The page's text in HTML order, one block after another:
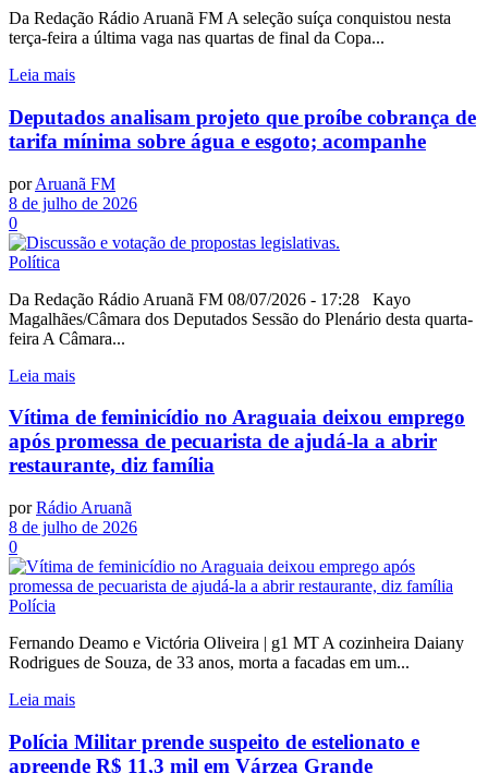
Da Redação Rádio Aruanã FM A seleção suíça conquistou nesta
terça-feira a última vaga nas quartas de final da Copa...
Leia mais
Deputados analisam projeto que proíbe cobrança de
tarifa mínima sobre água e esgoto; acompanhe
por Aruanã FM
8 de julho de 2026
0
Política
Da Redação Rádio Aruanã FM 08/07/2026 - 17:28 Kayo
Magalhães/Câmara dos Deputados Sessão do Plenário desta quarta-
feira A Câmara...
Leia mais
Vítima de feminicídio no Araguaia deixou emprego
após promessa de pecuarista de ajudá-la a abrir
restaurante, diz família
por Rádio Aruanã
8 de julho de 2026
0
Polícia
Fernando Deamo e Victória Oliveira | g1 MT A cozinheira Daiany
Rodrigues de Souza, de 33 anos, morta a facadas em um...
Leia mais
Polícia Militar prende suspeito de estelionato e
apreende R$ 11,3 mil em Várzea Grande